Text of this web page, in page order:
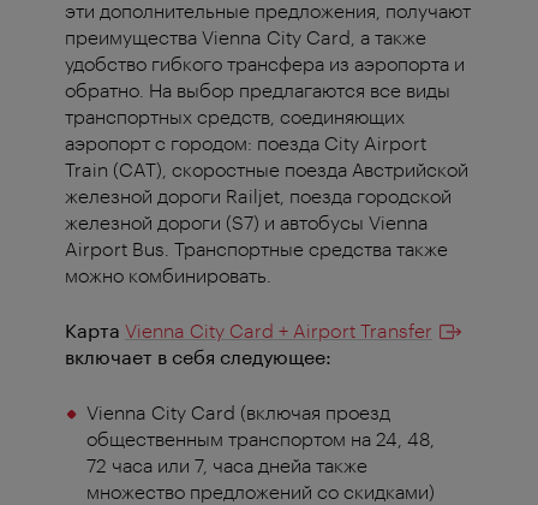
эти дополнительные предложения, получают
преимущества Vienna City Card, а также
удобство гибкого трансфера из аэропорта и
обратно. На выбор предлагаются все виды
транспортных средств, соединяющих
аэропорт с городом: поезда City Airport
Train (CAT), скоростные поезда Австрийской
железной дороги Railjet, поезда городской
железной дороги (S7) и автобусы Vienna
Airport Bus. Транспортные средства также
можно комбинировать.
Карта Vienna City Card + Airport Transfer
включает в себя следующее:
Vienna City Card (включая проезд
общественным транспортом на 24, 48,
72 часа или 7, часа днейа также
множество предложений со скидками)